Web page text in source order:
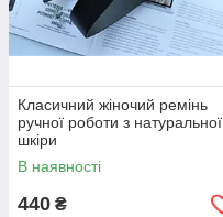
Класичний жіночий ремінь
ручної роботи з натуральної
шкіри
В наявності
440 ₴